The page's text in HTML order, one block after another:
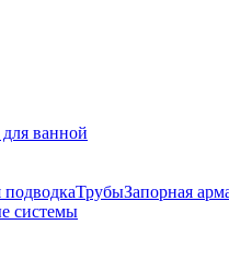
ванной
подводкаТрубыЗапорная
системы